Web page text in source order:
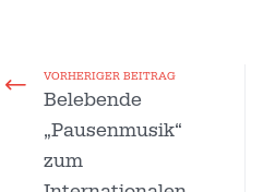
VORHERIGER BEITRAG
Belebende
„Pausenmusik“
zum